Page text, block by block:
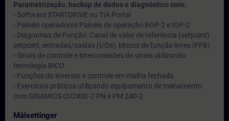
Parametrização, backup de dados e diagnóstico com:
- Software STARTDRIVE no TIA Portal
- Painéis operadores Painéis de operação BOP-2 e IOP-2
- Diagramas de Função: Canal de valor de referência (setpoint)
setpoint, entradas/saídas (I/Os), blocos de função livres (FFB)
- Sinais de controle e interconexões de sinais utilizando
tecnologia BICO
- Funções do inversor e controle em malha fechada
- Exercícios práticos utilizando equipamento de treinamento
com SINAMICS CU240E-2 PN e PM 240-2
Målsettinger